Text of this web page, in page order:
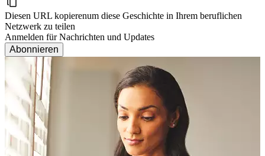
Diesen URL kopierenum diese Geschichte in Ihrem beruflichen
Netzwerk zu teilen
Anmelden für Nachrichten und Updates
Abonnieren